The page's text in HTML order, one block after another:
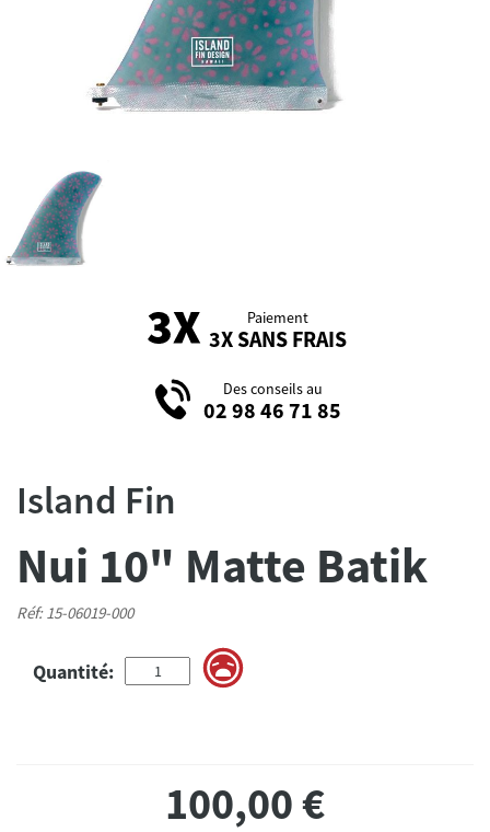
Paiement
3X SANS FRAIS
Des conseils au
02 98 46 71 85
Island Fin
Nui 10" Matte Batik
Réf: 15-06019-000
Quantité:
100,00€